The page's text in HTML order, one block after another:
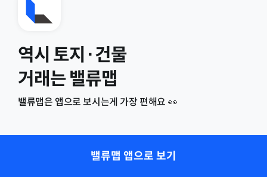
역시 토지·건물
거래는 밸류맵
밸류맵은 앱으로 보시는게 가장 편해요 👀
밸류맵 앱으로 보기